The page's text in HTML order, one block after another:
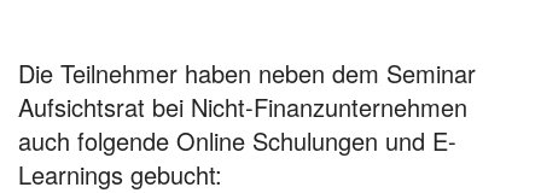
Die Teilnehmer haben neben dem Seminar
Aufsichtsrat bei Nicht-Finanzunternehmen
auch folgende Online Schulungen und E-
Learnings gebucht: